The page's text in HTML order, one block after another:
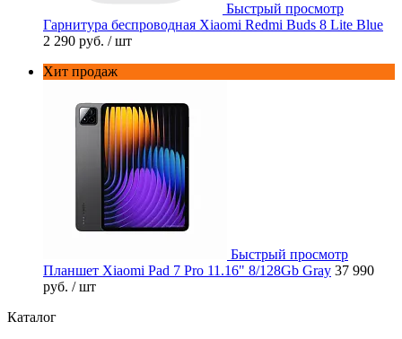
Быстрый просмотр
Гарнитура беспроводная Xiaomi Redmi Buds 8 Lite Blue
2 290 руб. / шт
Хит продаж
Быстрый просмотр
Планшет Xiaomi Pad 7 Pro 11.16" 8/128Gb Gray 37 990
руб. / шт
Каталог